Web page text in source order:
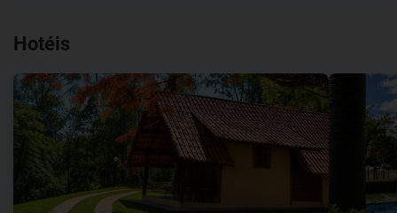
Hotéis